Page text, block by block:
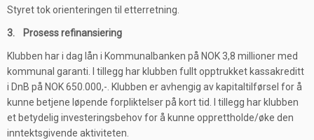
Styret tok orienteringen til etterretning.
3. Prosess refinansiering
Klubben har i dag lån i Kommunalbanken på NOK 3,8 millioner med
kommunal garanti. I tillegg har klubben fullt opptrukket kassakreditt
i DnB på NOK 650.000,-. Klubben er avhengig av kapitaltilførsel for å
kunne betjene løpende forpliktelser på kort tid. I tillegg har klubben
et betydelig investeringsbehov for å kunne opprettholde/øke den
inntektsgivende aktiviteten.